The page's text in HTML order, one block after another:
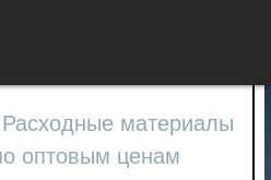
материалы
оптовым ценам